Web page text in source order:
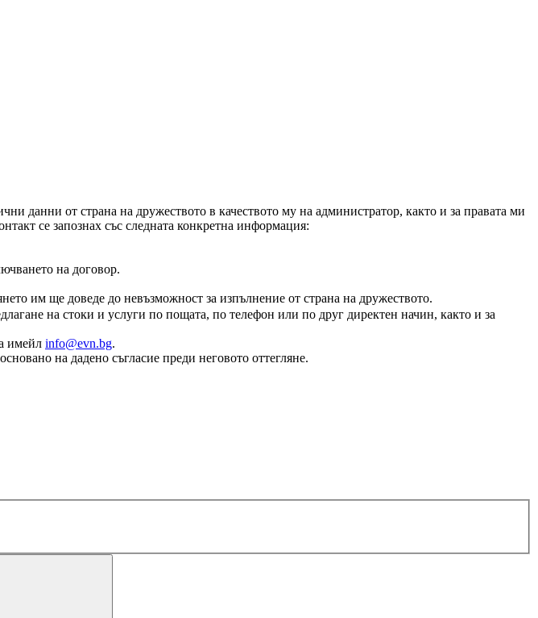
данни от страна на дружеството в качеството му на администратор, както и за правата ми
се запознах със следната конкретна информация:
на договор.
им ще доведе до невъзможност за изпълнение от страна на дружеството.
на стоки и услуги по пощата, по телефон или по друг директен начин, както и за
имейл info@evn.bg.
на дадено съгласие преди неговото оттегляне.